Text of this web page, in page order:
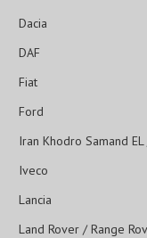
Dacia
DAF
Fiat
Ford
Iran Khodro Samand
Iveco
Lancia
Land Rover / Range